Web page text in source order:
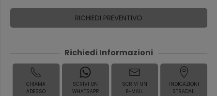
RICHIEDI PREVENTIVO
Richiedi Informazioni
CHIAMA
ADESSO
SCRIVI UN
WHATSAPP
SCRIVI UN
E-MAIL
INDICAZIONI
STRADALI